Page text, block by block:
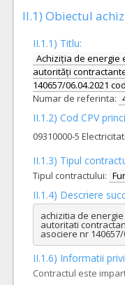
II.1) Obiectul
II.1.1) Titlu:
Achiziția de energie
autorități
140657/06.04.2021
Numar de referinta:
II.1.2) Cod CPV
09310000-5
II.1.3) Tipul
Tipul contractului:
II.1.4) Descriere
achizitia de
autoritati
asociere nr 140657/
II.1.6) Informatii
Contractul este